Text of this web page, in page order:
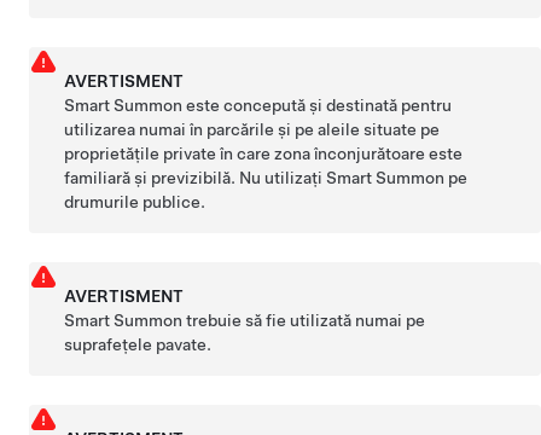
AVERTISMENT
Smart Summon este concepută și destinată pentru
utilizarea numai în parcările și pe aleile situate pe
proprietățile private în care zona înconjurătoare este
familiară și previzibilă. Nu utilizațiSmart Summon pe
drumurile publice.
AVERTISMENT
Smart Summon trebuie să fie utilizată numai pe
suprafețele pavate.